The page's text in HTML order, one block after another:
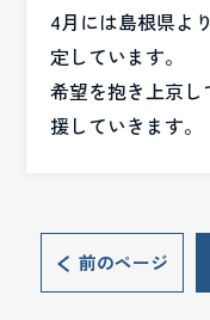
4月には島根県よ
定しています。
希望を抱き上京
援していきます。
前のページ